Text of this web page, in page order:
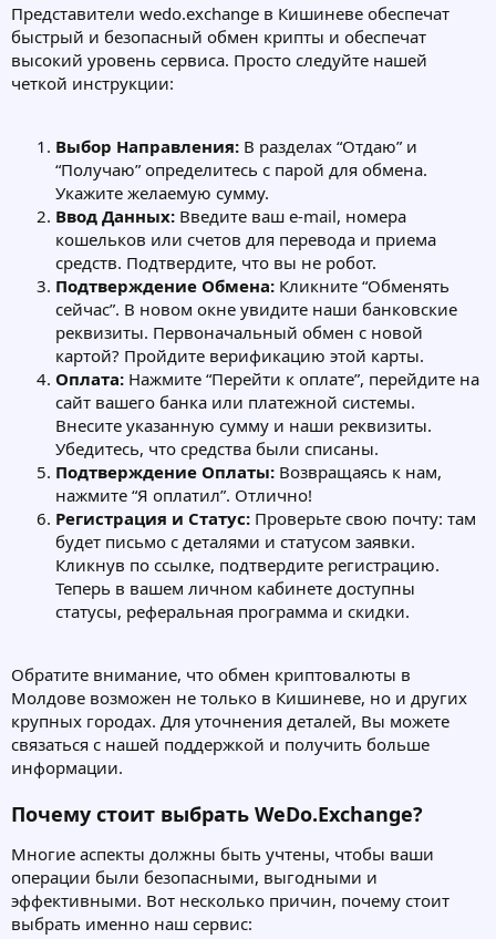
Представители wedo.exchange в Кишиневе обеспечат
быстрый и безопасный обмен крипты и обеспечат
высокий уровень сервиса. Просто следуйте нашей
четкой инструкции:
Выбор Направления: В разделах “Отдаю” и
“Получаю” определитесь с парой для обмена.
Укажите желаемую сумму.
Ввод Данных: Введите ваш e-mail, номера
кошельков или счетов для перевода и приема
средств. Подтвердите, что вы не робот.
Подтверждение Обмена: Кликните “Обменять
сейчас”. В новом окне увидите наши банковские
реквизиты. Первоначальный обмен с новой
картой? Пройдите верификацию этой карты.
Оплата: Нажмите “Перейти к оплате”, перейдите на
сайт вашего банка или платежной системы.
Внесите указанную сумму и наши реквизиты.
Убедитесь, что средства были списаны.
Подтверждение Оплаты: Возвращаясь к нам,
нажмите “Я оплатил”. Отлично!
Регистрация и Статус: Проверьте свою почту: там
будет письмо с деталями и статусом заявки.
Кликнув по ссылке, подтвердите регистрацию.
Теперь в вашем личном кабинете доступны
статусы, реферальная программа и скидки.
Обратите внимание, что обмен криптовалюты в
Молдове возможен не только в Кишиневе, но и других
крупных городах. Для уточнения деталей, Вы можете
связаться с нашей поддержкой и получить больше
информации.
Почему стоит выбрать WeDo.Exchange?
Многие аспекты должны быть учтены, чтобы ваши
операции были безопасными, выгодными и
эффективными. Вот несколько причин, почему стоит
выбрать именно наш сервис: